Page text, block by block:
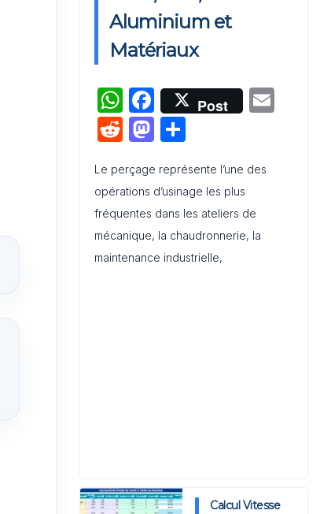
Activation de Marque : Mise en
Œuvre et Modèle de Feuille de
Route
Audit de Communication
Interne et Externe : Canevas
Word
Aluminium et
Matériaux
W
h
at
s
A
p
p
F
a
c
e
b
o
o
Post
R
d
di
t
M
st
o
d
o
ta
g
er
Le perçage représente l’une des
opérations d’usinage les plus
fréquentes dans les ateliers de
mécanique, la chaudronnerie, la
maintenance industrielle,
Calcul Vitesse